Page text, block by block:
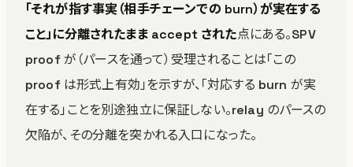
「それが指す事実（相手チェーンでの burn）が実在する
こと」に分離されたまま accept された点にある。SPV
proof が（パースを通って）受理されることは「この
proof は形式上有効」を示すが、「対応する burn が実
在する」ことを別途独立に保証しない。relay のパースの
欠陥が、その分離を突かれる入口になった。